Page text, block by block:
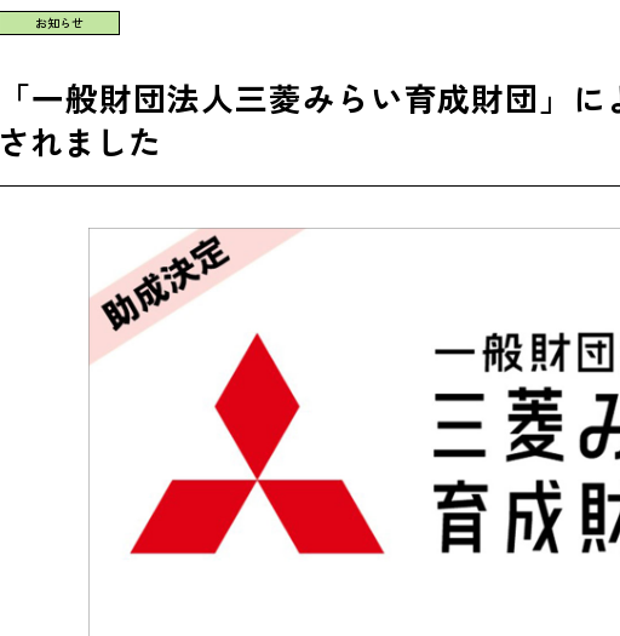
お知らせ
「一般財団法人三菱みらい育成財団」
されました